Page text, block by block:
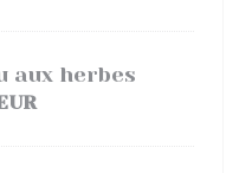
aux herbes